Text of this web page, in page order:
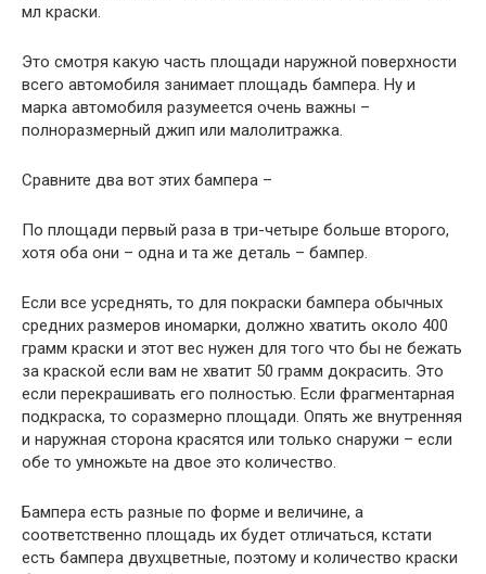
мл краски.
Это смотря какую часть площади наружной поверхности
всего автомобиля занимает площадь бампера. Ну и
марка автомобиля разумеется очень важны –
полноразмерный джип или малолитражка.
Сравните два вот этих бампера –
По площади первый раза в три-четыре больше второго,
хотя оба они – одна и та же деталь – бампер.
Если все усреднять, то для покраски бампера обычных
средних размеров иномарки, должно хватить около 400
грамм краски и этот вес нужен для того что бы не бежать
за краской если вам не хватит 50 грамм докрасить. Это
если перекрашивать его полностью. Если фрагментарная
подкраска, то соразмерно площади. Опять же внутренняя
и наружная сторона красятся или только снаружи – если
обе то умножьте на двое это количество.
Бампера есть разные по форме и величине, а
соответственно площадь их будет отличаться, кстати
есть бампера двухцветные, поэтому и количество краски